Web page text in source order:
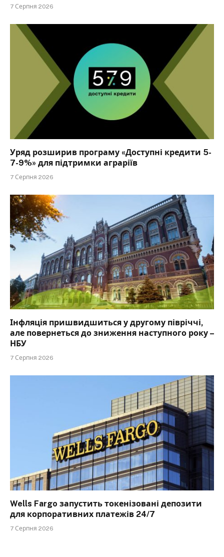
7 Серпня 2026
Уряд розширив програму «Доступні кредити 5-
7-9%» для підтримки аграріїв
7 Серпня 2026
Інфляція пришвидшиться у другому півріччі,
але повернеться до зниження наступного року –
НБУ
7 Серпня 2026
Wells Fargo запустить токенізовані депозити
для корпоративних платежів 24/7
7 Серпня 2026